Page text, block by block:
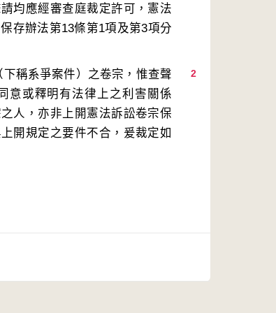
均應經審查庭裁定許可，憲法
存辦法第13條第1項及第3項分
2
稱系爭案件）之卷宗，惟查聲
意或釋明有法律上之利害關係
人，亦非上開憲法訴訟卷宗保
開規定之要件不合，爰裁定如